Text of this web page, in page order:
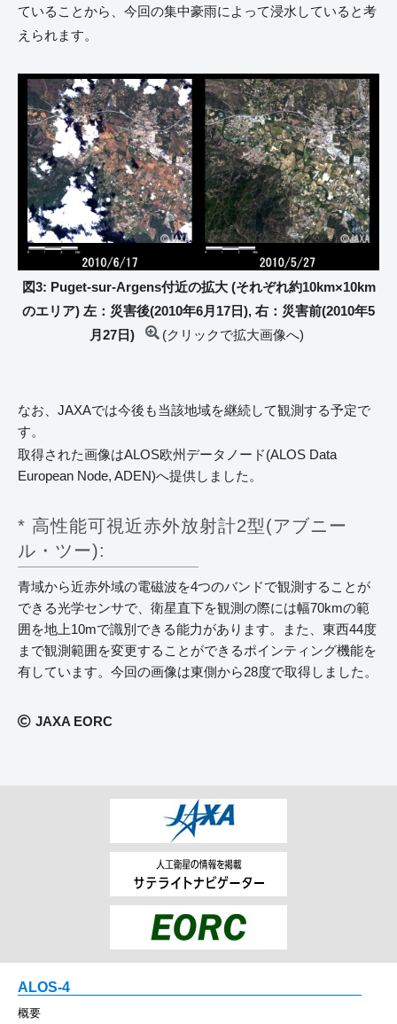
ていることから、今回の集中豪雨によって浸水していると考
えられます。
図3: Puget-sur-Argens付近の拡大 (それぞれ約10km×10km
のエリア) 左：災害後(2010年6月17日), 右：災害前(2010年5
月27日)
(クリックで拡大画像へ)
なお、JAXAでは今後も当該地域を継続して観測する予定で
す。
取得された画像はALOS欧州データノード(ALOS Data
European Node, ADEN)へ提供しました。
* 高性能可視近赤外放射計2型(アブニー
ル・ツー):
青域から近赤外域の電磁波を4つのバンドで観測することが
できる光学センサで、衛星直下を観測の際には幅70kmの範
囲を地上10mで識別できる能力があります。また、東西44度
まで観測範囲を変更することができるポインティング機能を
有しています。今回の画像は東側から28度で取得しました。
JAXA EORC
ALOS-4
概要